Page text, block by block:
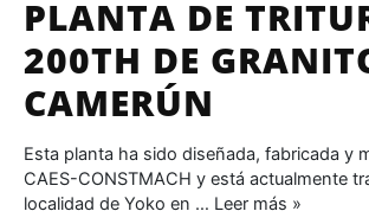
PLANTA DE
200TH DE
CAMERÚN
Esta planta ha sido diseñada, fabricada y
CAES-CONSTMACH y está actualmente
localidad de Yoko en … Leer más »